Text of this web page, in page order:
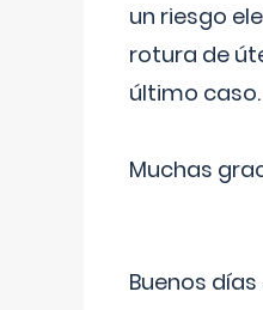
un riesgo
rotura de
último caso.
Muchas
Buenos días